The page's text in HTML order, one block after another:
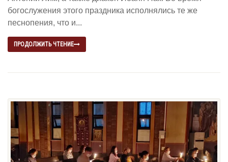
богослужения этого праздника исполнялись те же
песнопения, что и...
ПРОДОЛЖИТЬ ЧТЕНИЕ